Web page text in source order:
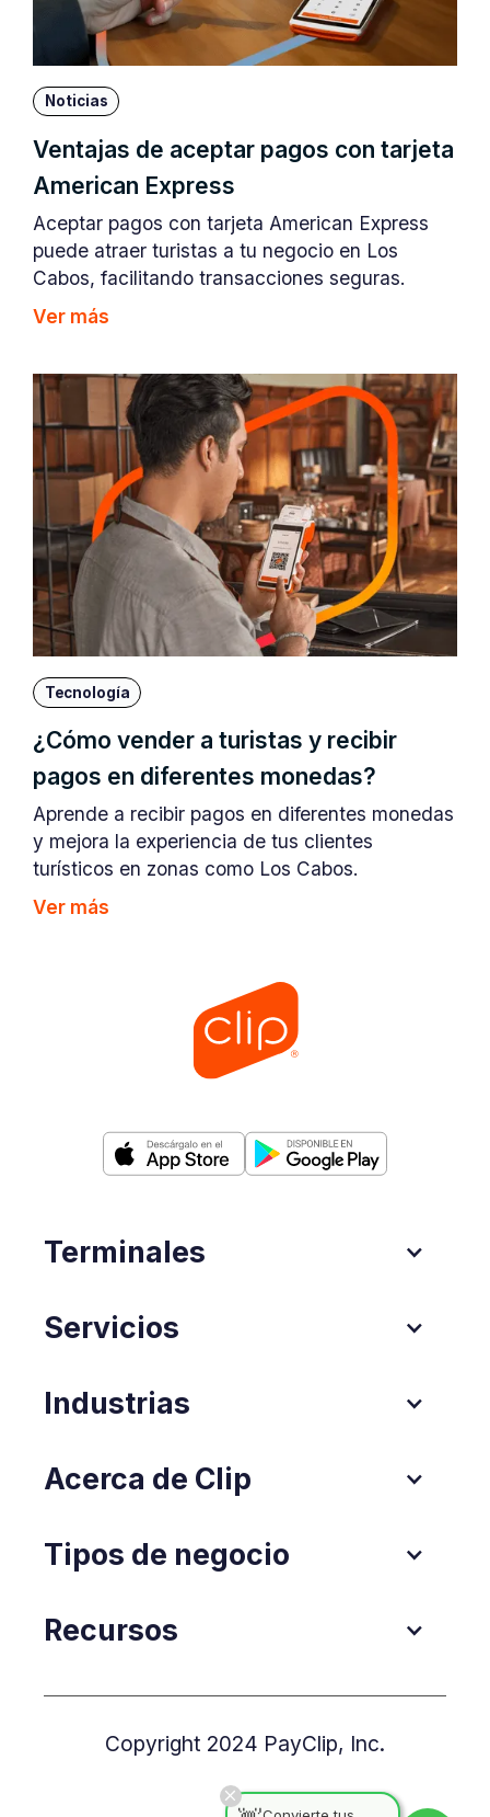
Noticias
Ventajas de aceptar pagos con tarjeta
American Express
Aceptar pagos con tarjeta American Express
puede atraer turistas a tu negocio en Los
Cabos, facilitando transacciones seguras.
Ver más
Tecnología
¿Cómo vender a turistas y recibir
pagos en diferentes monedas?
Aprende a recibir pagos en diferentes monedas
y mejora la experiencia de tus clientes
turísticos en zonas como Los Cabos.
Ver más
Terminales
Servicios
Industrias
Acerca de Clip
Tipos de negocio
Recursos
Copyright 2024 PayClip, Inc.